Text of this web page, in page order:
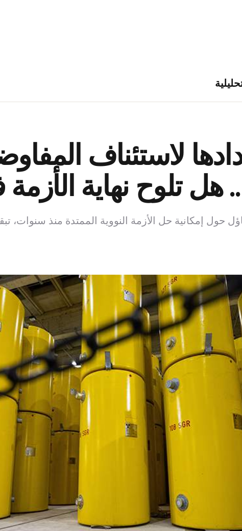
لاستئناف
هل تلوح نهاية
حول إمكانية حل الأزمة النووية الممتدة منذ سنوات،